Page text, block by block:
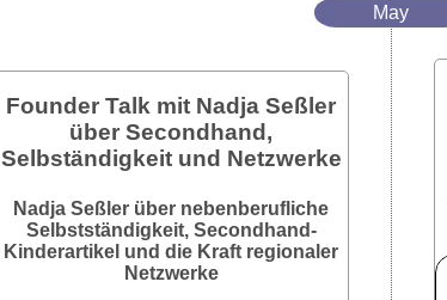
May
Founder Talk mit Nadja Seßler
über Secondhand,
Selbständigkeit und Netzwerke
Nadja Seßler über nebenberufliche
Selbstständigkeit, Secondhand-
Kinderartikel und die Kraft regionaler
Netzwerke